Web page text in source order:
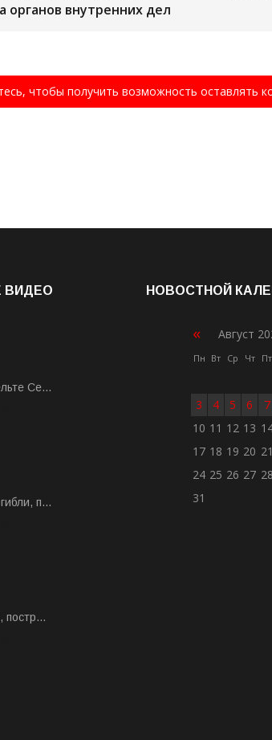
органов внутренних дел
чтобы получить возможность оставлять
ВИДЕО
Се…
п…
постр…
НОВОСТНОЙ
« Август
Пн Вт Ср Чт Пт
3
4 5 6 7
10 11 12 13
17 18 19 20 21
24 25 26 27 28
31